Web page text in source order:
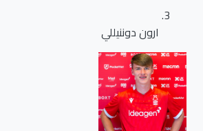
ارون دوننيللي